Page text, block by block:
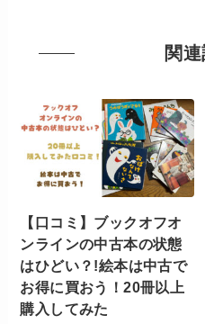
関
【口コミ】ブックオフオ
ンラインの中古本の状態
はひどい？!絵本は中古で
お得に買おう！20冊以上
購入してみた